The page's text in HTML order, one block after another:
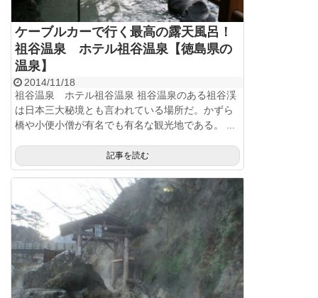
ケーブルカーで行く最高の露天風呂！
祖谷温泉 ホテル祖谷温泉【徳島県の
温泉】
2014/11/18
祖谷温泉 ホテル祖谷温泉 祖谷温泉のある祖谷渓
は日本三大秘境とも言われている場所だ。かずら
橋や小便小僧が有名でも有名な観光地である。 ...
記事を読む